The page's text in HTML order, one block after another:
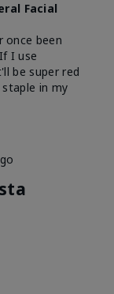
Facial
once been
I use
be super red
in my